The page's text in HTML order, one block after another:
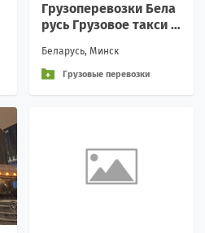
Грузоперевозки Бела
русь Грузовое такси М
Беларусь, Минск
Грузовые перевозки